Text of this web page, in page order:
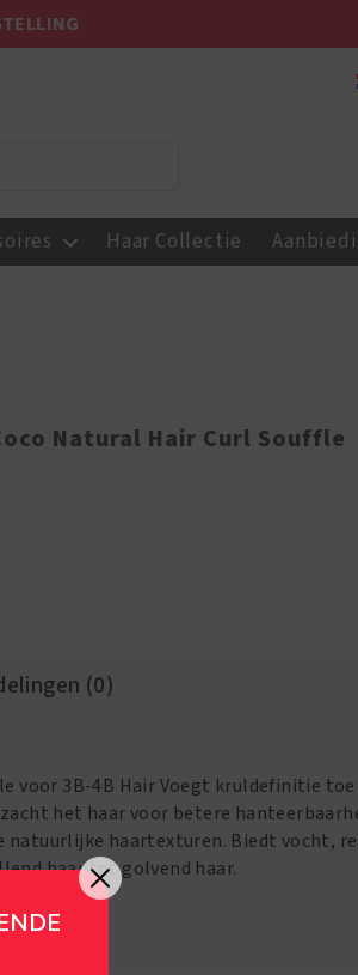
Haar Collectie
Natural Hair Curl Souffle
(0)
voor 3B-4B Hair Voegt kruldefinitie
het haar voor betere
natuurlijke haartexturen. Biedt vocht,
haar tot golvend haar.